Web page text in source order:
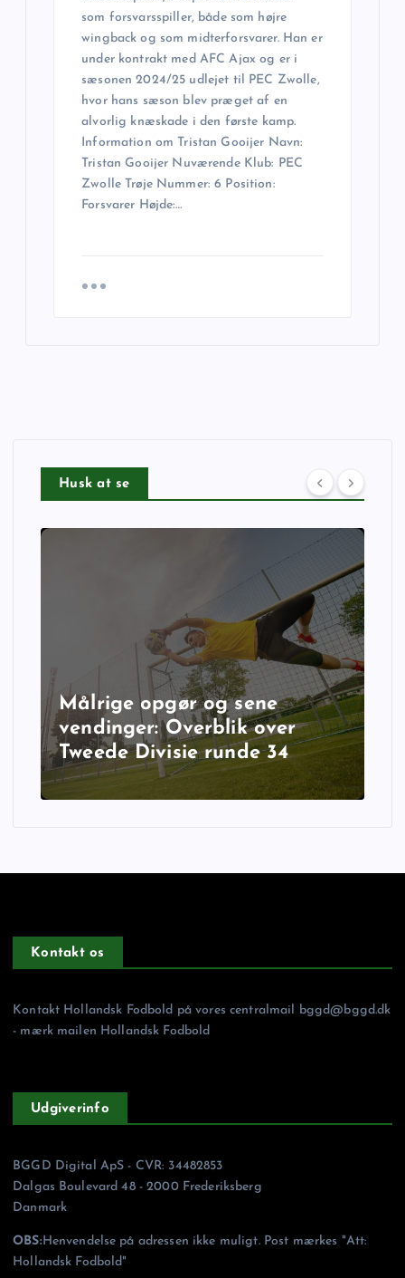
som forsvarsspiller, både som højre
wingback og som midterforsvarer. Han er
under kontrakt med AFC Ajax og er i
sæsonen 2024/25 udlejet til PEC Zwolle,
hvor hans sæson blev præget af en
alvorlig knæskade i den første kamp.
Information om Tristan Gooijer Navn:
Tristan Gooijer Nuværende Klub: PEC
Zwolle Trøje Nummer: 6 Position:
Forsvarer Højde:…
Husk at se
Målrige opgør og sene
vendinger: Overblik over
Tweede Divisie runde 34
Kontakt os
Kontakt Hollandsk Fodbold på vores centralmail
bggd@bggd.dk
- mærk mailen Hollandsk Fodbold
Udgiverinfo
BGGD Digital ApS - CVR: 34482853
Dalgas Boulevard 48 - 2000 Frederiksberg
Danmark
OBS:Henvendelse på adressen ikke muligt. Post mærkes "Att:
Hollandsk Fodbold"